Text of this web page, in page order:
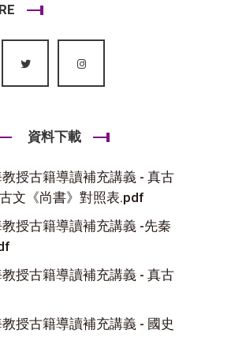
資料下載
授古籍導讀補充講義 - 真古
文《尚書》對照表.pdf
授古籍導讀補充講義 -先秦
授古籍導讀補充講義 - 真古
授古籍導讀補充講義 - 國史